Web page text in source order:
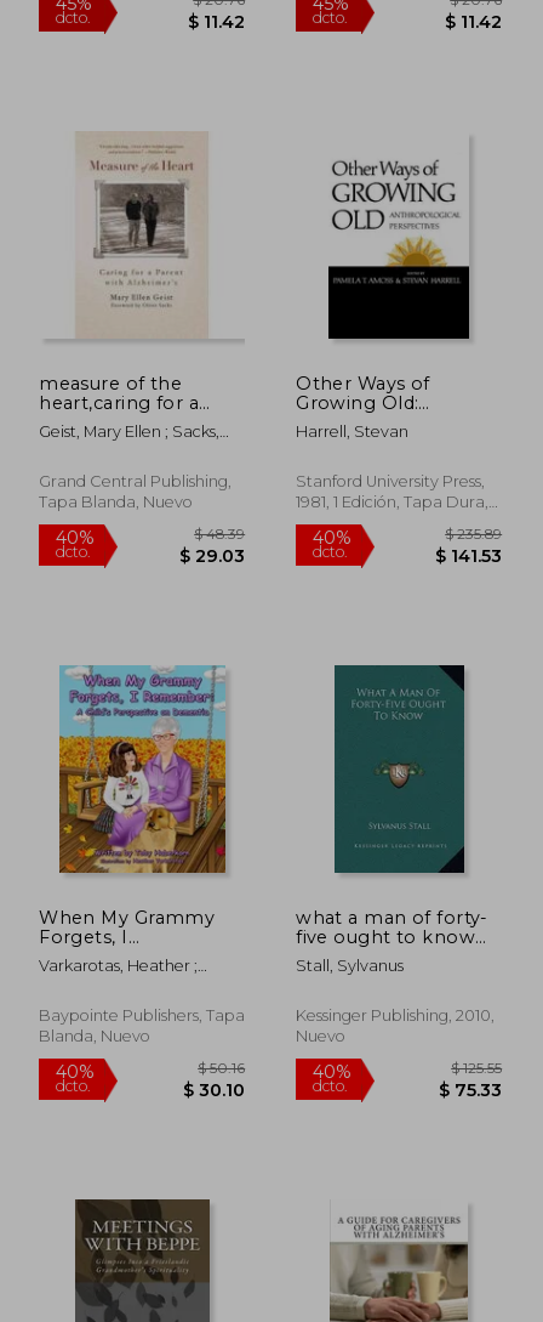
45% $ 20.76 45%
measure of the
heart,caring for a
parent with
alzheimer´s (en
Geist, Mary Ellen ; Sacks,
Grand Central Publishing,
Tapa Blanda, Nuevo
40%
dcto.
Other Ways of
Growing Old:
Anthropological
Perspectives (en
Harrell, Stevan
Stanford University Press,
1981, 1 Edición, Tapa Dura,
Nuevo
40%
dcto.
When My Grammy
Forgets, I
Remember: A Child's
Perspective on
Varkarotas, Heather ;
Baypointe Publishers, Tapa
Blanda, Nuevo
what a man of forty-
five ought to know
(en Inglés)
Stall, Sylvanus
Kessinger Publishing, 2010,
Nuevo